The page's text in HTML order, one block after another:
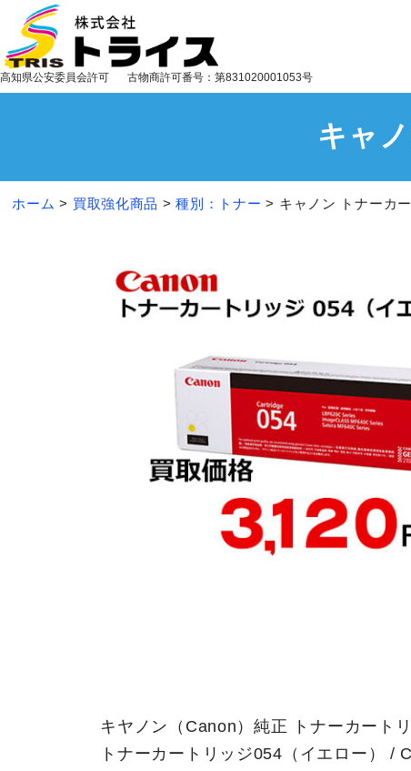
高知県公安委員会許可 古物商許可番号：第831020001053号
キャ
ホーム > 買取強化商品 >種別：トナー > キャノン トナーカ
キヤノン（Canon）純正 トナーカート
トナーカートリッジ054（イエロー） /